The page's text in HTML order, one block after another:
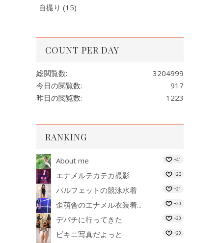
自撮り (15)
COUNT PER DAY
3204999
総閲覧数:
917
今日の閲覧数:
1223
昨日の閲覧数:
RANKING
About me +41
エナメルテカテカ撮影 +23
パルフェットの競泳水着 +21
歪萌舎のエナメル衣装着... +20
デパチに行ってきた +20
ビキニ写真だよっと +20